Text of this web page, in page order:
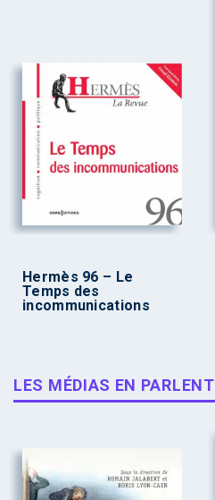
Hermès 96 – Le
Temps des
incommunications
LES MÉDIAS EN PARLENT